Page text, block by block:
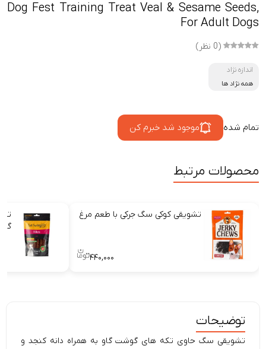
Dog Fest Training Treat Veal & Sesame Seeds,
For Adult Dogs
(0 نظر)
اندازه نژاد
همه نژاد ها
تمام شده موجود شد خبرم کن
محصولات مرتبط
تشویقی کوکی سگ جرکی با طعم مرغ
۴۴۰,۰۰۰
توضیحات
تشویقی سگ حاوی تکه های گوشت گاو به همراه دانه کنجد و